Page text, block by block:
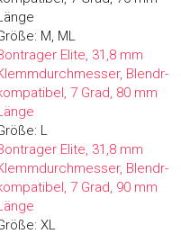
M, ML
Elite, 31,8 mm
Blendr-
7 Grad, 80 mm
L
Elite, 31,8 mm
Blendr-
7 Grad, 90 mm
XL